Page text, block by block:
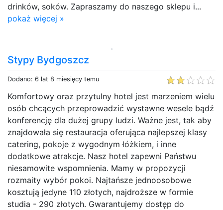
drinków, soków. Zapraszamy do naszego sklepu i...
pokaż więcej »
Stypy Bydgoszcz
Dodano: 6 lat 8 miesięcy temu
Komfortowy oraz przytulny hotel jest marzeniem wielu
osób chcących przeprowadzić wystawne wesele bądź
konferencję dla dużej grupy ludzi. Ważne jest, tak aby
znajdowała się restauracja oferująca najlepszej klasy
catering, pokoje z wygodnym łóżkiem, i inne
dodatkowe atrakcje. Nasz hotel zapewni Państwu
niesamowite wspomnienia. Mamy w propozycji
rozmaity wybór pokoi. Najtańsze jednoosobowe
kosztują jedyne 110 złotych, najdroższe w formie
studia - 290 złotych. Gwarantujemy dostęp do